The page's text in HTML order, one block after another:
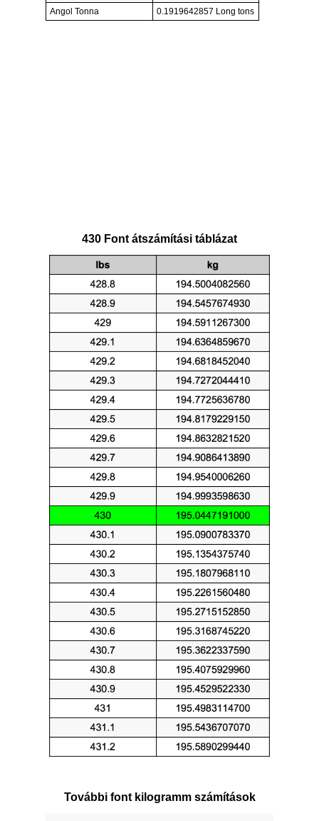
Angol Tonna
0.1919642857 Long tons
430 Font átszámítási táblázat
További font kilogramm számítások